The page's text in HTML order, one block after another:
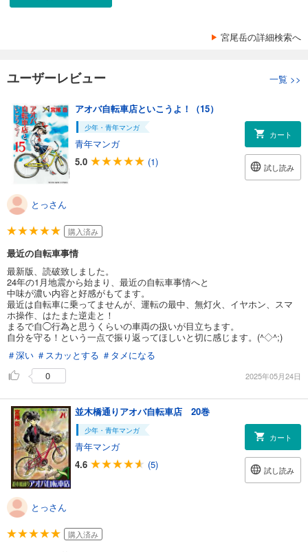
宮尾岳の詳細検索へ
ユーザーレビュー 一覧 >>
アオバ自転車店といこうよ！（15）
少年・青年マンガ
青年マンガ
5.0
(1)
カート
試し読み
とっさん
購入済み
最近の自転車事情
最新版、読破致しました。
24年の1月地震から始まり、最近の自転車事情へと
中味が濃い内容と好感がもてます。
最近は自転車に乗ってませんが、運転の最中、無灯火、イヤホン、スマ
ホ操作、はたまた逆走と！
まるで自◯行為と思うくらいの車両の扱いが目立ちます。
自分を守る！という一点で振り返ってほしいと切に感じます。(^◇^;)
＃深い ＃スカッとする ＃タメになる
0
2025年05月24日
並木橋通りアオバ自転車店 20巻
少年・青年マンガ
青年マンガ
4.6
(5)
カート
試し読み
とっさん
購入済み